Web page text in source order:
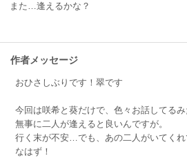
また…逢えるかな？
作者メッセージ
おひさしぶりです！翠です
今回は咲希と葵だけで、色々お話してる
無事に二人が逢えると良いんですが。
行く末が不安…でも、あの二人がいてく
なはず！